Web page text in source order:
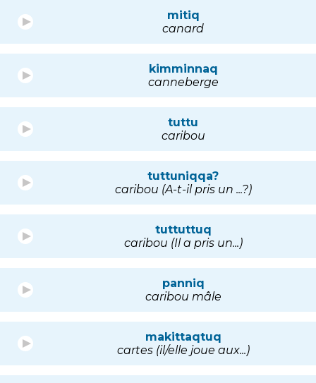
mitiq
canard
kimminnaq
canneberge
tuttu
caribou
tuttuniqqa?
caribou (A-t-il pris un ...?)
tuttuttuq
caribou (Il a pris un...)
panniq
caribou mâle
makittaqtuq
cartes (il/elle joue aux...)